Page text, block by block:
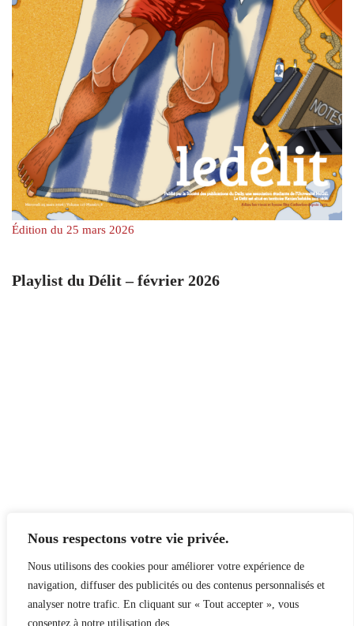
Nous respectons votre vie privée.
Nous utilisons des cookies pour améliorer votre expérience de
navigation, diffuser des publicités ou des contenus personnalisés et
analyser notre trafic. En cliquant sur « Tout accepter », vous
consentez à notre utilisation des
Édition du 25 mars 2026
Playlist du Délit – février 2026